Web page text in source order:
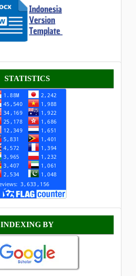
STATISTICS
INDEXING BY